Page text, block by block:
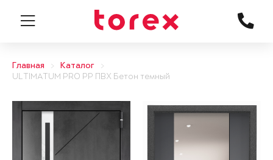
Главная
Каталог
ULTIMATUM PRO PP ПВХ Бетон темный